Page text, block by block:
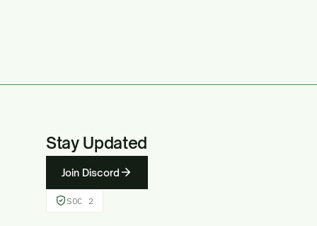
Stay Updated
Join Discord
SOC 2